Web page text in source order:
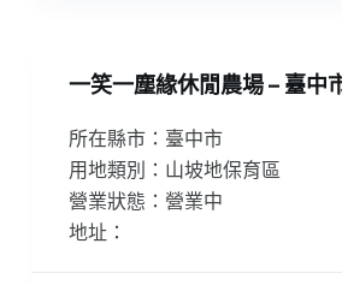
一笑一塵緣休閒農場 – 臺中
所在縣市：臺中市
用地類別：山坡地保育區
營業狀態：營業中
地址：